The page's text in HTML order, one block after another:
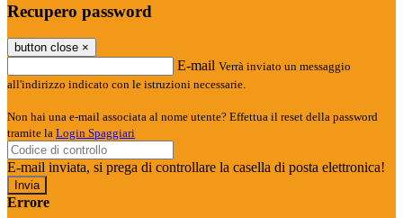
Recupero password
button close ×
E-mail Verrà inviato un messaggio
all'indirizzo indicato con le istruzioni necessarie.
Non hai una e-mail associata al nome utente? Effettua il reset della password
tramite la Login Spaggiari
E-mail inviata, si prega di controllare la casella di posta elettronica!
Errore